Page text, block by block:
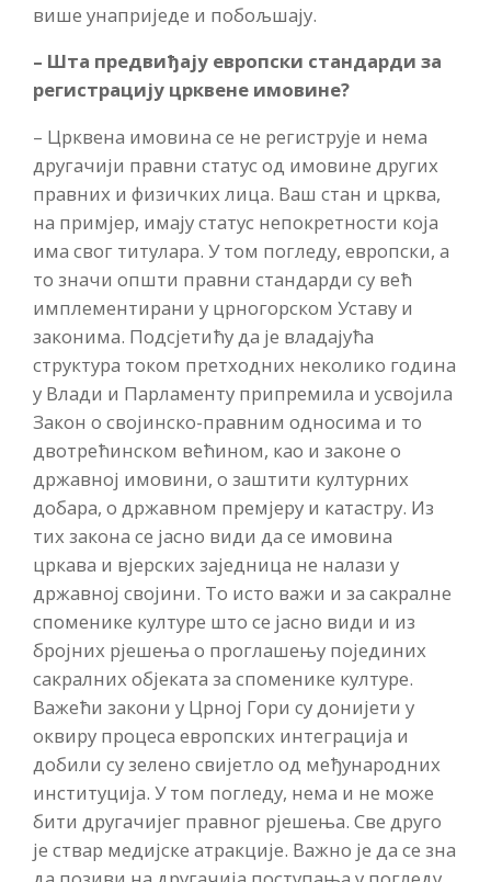
више унаприједе и побољшају.
– Шта предвиђају европски стандарди за
регистрацију црквене имовине?
– Црквена имовина се не региструје и нема
другачији правни статус од имовине других
правних и физичких лица. Ваш стан и црква,
на примјер, имају статус непокретности која
има свог титулара. У том погледу, европски, а
то значи општи правни стандарди су већ
имплементирани у црногорском Уставу и
законима. Подсјетићу да је владајућа
структура током претходних неколико година
у Влади и Парламенту припремила и усвојила
Закон о својинско-правним односима и то
двотрећинском већином, као и законе о
државној имовини, о заштити културних
добара, о државном премјеру и катастру. Из
тих закона се јасно види да се имовина
цркава и вјерских заједница не налази у
државној својини. То исто важи и за сакралне
споменике културе што се јасно види и из
бројних рјешења о проглашењу појединих
сакралних објеката за споменике културе.
Важећи закони у Црној Гори су донијети у
оквиру процеса европских интеграција и
добили су зелено свијетло од међународних
институција. У том погледу, нема и не може
бити другачијег правног рјешења. Све друго
је ствар медијске атракције. Важно је да се зна